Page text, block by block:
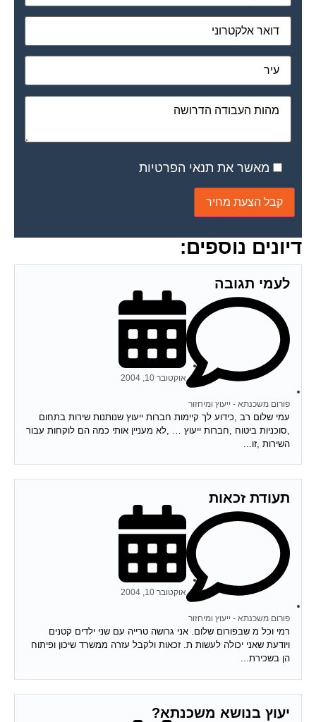
מאשר את תנאי הפרטיות
דיונים נוספים:
לעמי תגובה
פורום משכנתא - ייעוץ ומיחזור
אוקטובר 10, 2004
עמי שלום רב ,כידוע לך קיימות חברות ייעוץ שנותנות שירות בתחום
,סוכניות ביטוח ,חברות ייעוץ … ,לא מעניין אותי כמה הם לוקחות עבור
השירות ,זו...
תעודת זכאות
פורום משכנתא - ייעוץ ומיחזור
אוקטובר 10, 2004
רמי וכל מ שבפורום שלום. אני גרושה טרייה עם שני ילדים קטנים
ויודעת שאני יכולה לעשות ת. זכאות ולקבל עזרה ממשרד שיכון ופיתוח
הן בשכירת...
יעוץ בנושא משכנתא?